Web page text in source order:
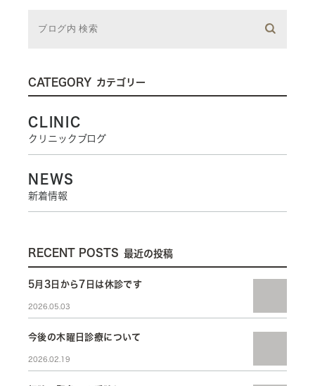
CATEGORY カテゴリー
CLINIC
クリニックブログ
NEWS
新着情報
RECENT POSTS 最近の投稿
5月3日から7日は休診です
2026.05.03
今後の木曜日診療について
2026.02.19